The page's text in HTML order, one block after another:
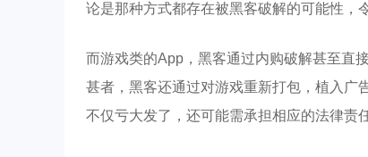
论是那种方式都存在被黑客破解的可能性，
而游戏类的App，黑客通过内购破解甚至直
甚者，黑客还通过对游戏重新打包，植入广
不仅亏大发了，还可能需承担相应的法律责任